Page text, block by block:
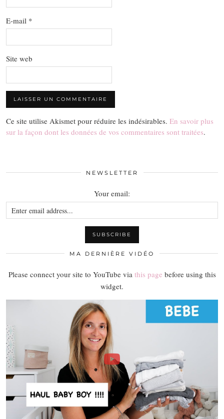
E-mail *
Site web
Ce site utilise Akismet pour réduire les indésirables. En savoir plus
sur la façon dont les données de vos commentaires sont traitées.
NEWSLETTER
Your email:
MA DERNIÈRE VIDÉO
Please connect your site to YouTube via this page before using this
widget.